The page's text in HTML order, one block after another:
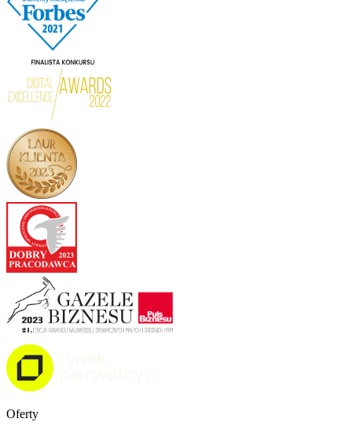
Oferty